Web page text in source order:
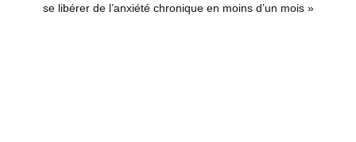
se libérer de l’anxiété chronique en moins d’un mois »